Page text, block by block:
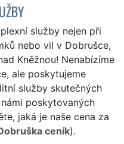
služby nejen při
nebo vil v Dobrušce,
Kněžnou! Nenabízíme
ale poskytujeme
služby skutečných
námi poskytovaných
jaká je naše cena za
ceník).